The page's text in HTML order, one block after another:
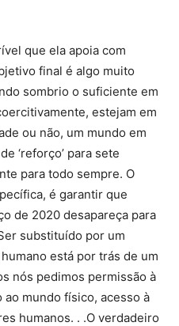
que ela apoia com
final é algo muito
sombrio o suficiente em
estejam em
ou não, um mundo em
‘reforço’ para sete
para todo sempre. O
é garantir que
de 2020 desapareça para
substituído por um
está por trás de um
nós pedimos permissão à
mundo físico, acesso à
humanos. . .O verdadeiro